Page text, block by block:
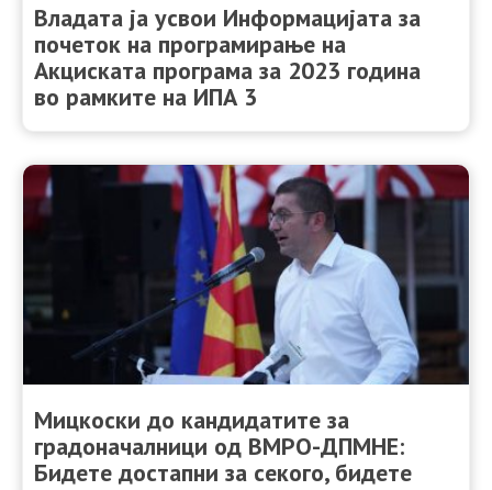
Владата ја усвои Информацијата за
почеток на програмирање на
Акциската програма за 2023 година
во рамките на ИПА 3
Мицкоски до кандидатите за
градоначалници од ВМРО-ДПМНЕ:
Бидете достапни за секого, бидете